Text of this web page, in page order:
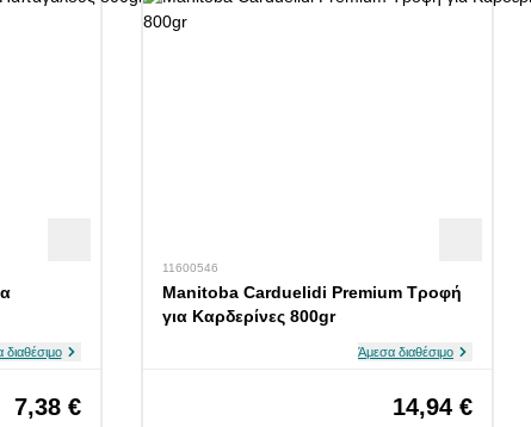
διαθέσιμο
7,38 €
11600546
Manitoba Carduelidi Premium Τροφή
για Καρδερίνες 800gr
Άμεσα διαθέσιμο
14,94 €